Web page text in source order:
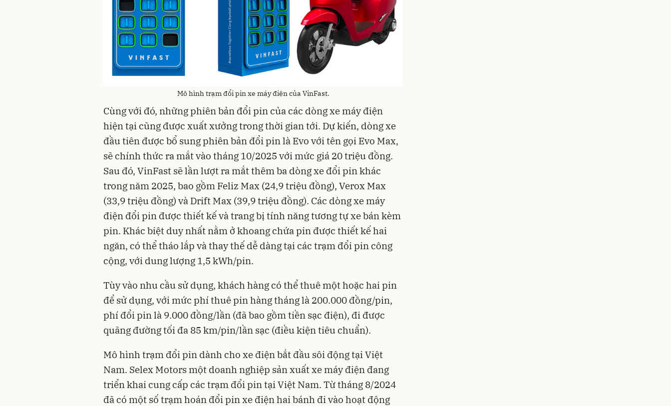
Mô hình trạm đổi pin xe máy điện của VinFast.
Cùng với đó, những phiên bản đổi pin của các dòng xe máy điện
hiện tại cũng được xuất xưởng trong thời gian tới. Dự kiến, dòng xe
đầu tiên được bổ sung phiên bản đổi pin là Evo với tên gọi Evo Max,
sẽ chính thức ra mắt vào tháng 10/2025 với mức giá 20 triệu đồng.
Sau đó, VinFast sẽ lần lượt ra mắt thêm ba dòng xe đổi pin khác
trong năm 2025, bao gồm Feliz Max (24,9 triệu đồng), Verox Max
(33,9 triệu đồng) và Drift Max (39,9 triệu đồng). Các dòng xe máy
điện đổi pin được thiết kế và trang bị tính năng tương tự xe bán kèm
pin. Khác biệt duy nhất nằm ở khoang chứa pin được thiết kế hai
ngăn, có thể tháo lắp và thay thế dễ dàng tại các trạm đổi pin công
cộng, với dung lượng 1,5 kWh/pin.
Tùy vào nhu cầu sử dụng, khách hàng có thể thuê một hoặc hai pin
để sử dụng, với mức phí thuê pin hàng tháng là 200.000 đồng/pin,
phí đổi pin là 9.000 đồng/lần (đã bao gồm tiền sạc điện), đi được
quãng đường tối đa 85 km/pin/lần sạc (điều kiện tiêu chuẩn).
Mô hình trạm đổi pin dành cho xe điện bắt đầu sôi động tại Việt
Nam. Selex Motors một doanh nghiệp sản xuất xe máy điện đang
triển khai cung cấp các trạm đổi pin tại Việt Nam. Từ tháng 8/2024
đã có một số trạm hoán đổi pin xe điện hai bánh đi vào hoạt động